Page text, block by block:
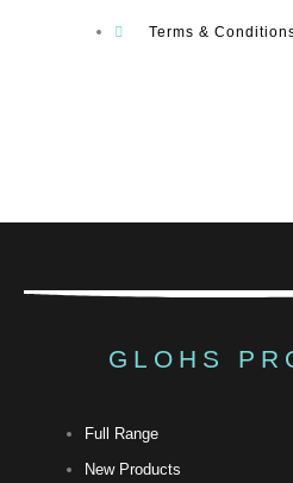
Terms &
GLOHS
Full Range
New Products